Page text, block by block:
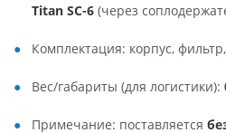
Titan SC-6 (через
Комплектация: корпус,
Вес/габариты (для логистики):
Примечание: поставляется